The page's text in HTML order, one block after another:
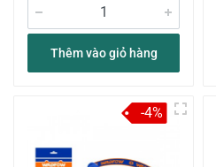
Thêm vào giỏ hàng
-4%